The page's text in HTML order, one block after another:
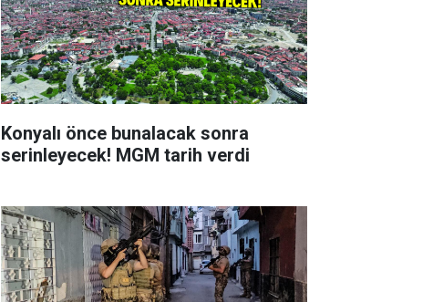
Konyalı önce bunalacak sonra
serinleyecek! MGM tarih verdi